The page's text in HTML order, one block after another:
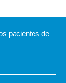
pacientes de